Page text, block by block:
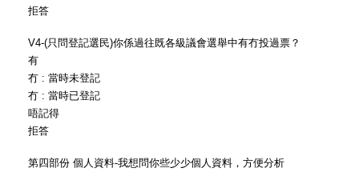
拒答
V4-(只問登記選民)你係過往既各級議會選舉中有冇投過票？
有
冇 : 當時未登記
冇 : 當時已登記
唔記得
拒答
第四部份 個人資料-我想問你些少少個人資料，方便分析